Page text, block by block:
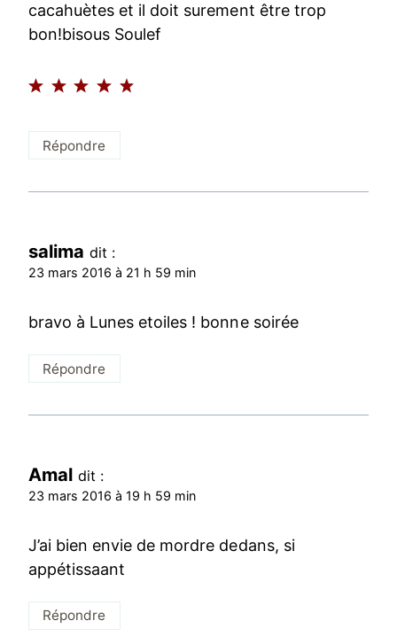
cacahuètes et il doit surement être trop
bon!bisous Soulef
Répondre
salima dit :
23 mars 2016 à 21 h 59 min
bravo à Lunes etoiles ! bonne soirée
Répondre
Amal dit :
23 mars 2016 à 19 h 59 min
J’ai bien envie de mordre dedans, si
appétissaant
Répondre